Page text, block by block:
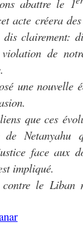
abattre le 1
acte créera
clairement:
de
une nouvelle
que ces
Netanyahu
face aux
impliqué.
contre le Liban